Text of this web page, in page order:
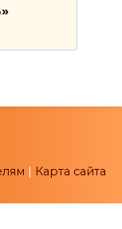
| Карта сайта